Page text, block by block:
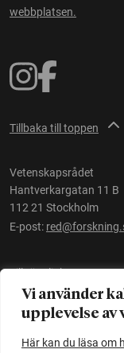
Vi använder
upplevelse av
Här kan du läsa om
webbplatsen.
Tillbaka till toppen
Vetenskapsrådet
Hantverkargatan 11 B
112 21 Stockholm
E-post:
Tillgänglighet
Ett initiativ av